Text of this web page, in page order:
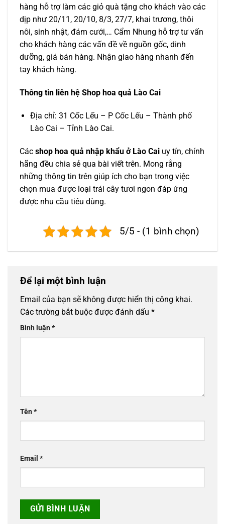
hàng hỗ trợ làm các giỏ quà tặng cho khách vào các
dịp như 20/11, 20/10, 8/3, 27/7, khai trương, thôi
nôi, sinh nhật, đám cưới,… Cẩm Nhung hỗ trợ tư vấn
cho khách hàng các vấn đề về nguồn gốc, dinh
dưỡng, giá bán hàng. Nhận giao hàng nhanh đến
tay khách hàng.
Thông tin liên hệ Shop hoa quả Lào Cai
Địa chỉ: 31 Cốc Lếu – P Cốc Lếu – Thành phố
Lào Cai – Tỉnh Lào Cai.
Các shop hoa quả nhập khẩu ở Lào Cai uy tín, chính
hãng đều chia sẻ qua bài viết trên. Mong rằng
những thông tin trên giúp ích cho bạn trong việc
chọn mua được loại trái cây tươi ngon đáp ứng
được nhu cầu tiêu dùng.
5/5 - (1 bình chọn)
Để lại một bình luận
Email của bạn sẽ không được hiển thị công khai.
Các trường bắt buộc được đánh dấu *
Bình luận*
Tên*
Email *